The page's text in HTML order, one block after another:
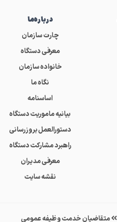
درباره‌ما
چارت سازمان
معرفی دستگاه
خانواده سازمان
نگاه ما
اساسنامه
بیانیه ماموریت دستگاه
دستورالعمل بروزرسانی
راهبرد مشارکت دستگاه
معرفی مدیران
نقشه سایت
متقاضیان خدمت وظیفه عمومی